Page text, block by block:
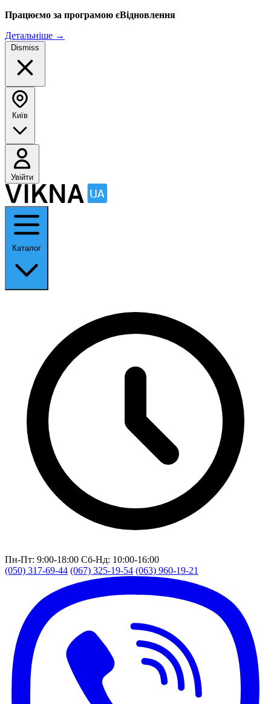
Працюємо за програмою єВідновлення
Детальніше →
Dismiss
Київ
Увійти
Каталог
Пн-Пт: 9:00-18:00 Сб-Нд: 10:00-16:00
(050) 317-69-44 (067) 325-19-54 (063) 960-19-21